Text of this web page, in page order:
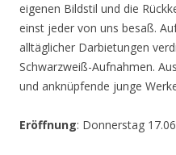
eigenen Bildstil und die
einst jeder von uns besaß.
alltäglicher Darbietungen
Schwarzweiß-Aufnahmen.
und anknüpfende junge
Eröffnung: Donnerstag